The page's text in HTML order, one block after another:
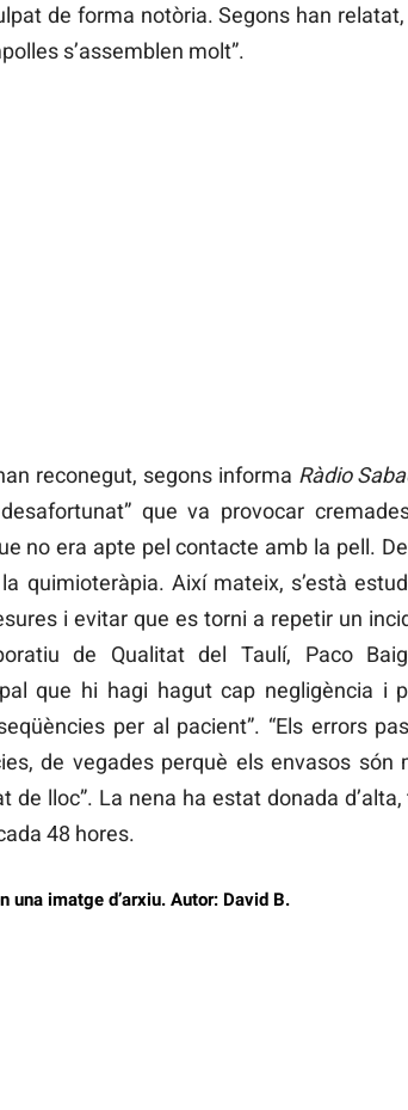
de forma notòria. Segons han relatat,
s’assemblen molt”.
reconegut, segons informa Ràdio
que va provocar
no era apte pel contacte amb la pell.
quimioteràpia. Així mateix, s’està
i evitar que es torni a repetir un
de Qualitat del Taulí, Paco
que hi hagi hagut cap negligència i
per al pacient”. “Els errors
de vegades perquè els envasos són
de lloc”. La nena ha estat donada d’alta,
48 hores.
una imatge d’arxiu. Autor: David B.